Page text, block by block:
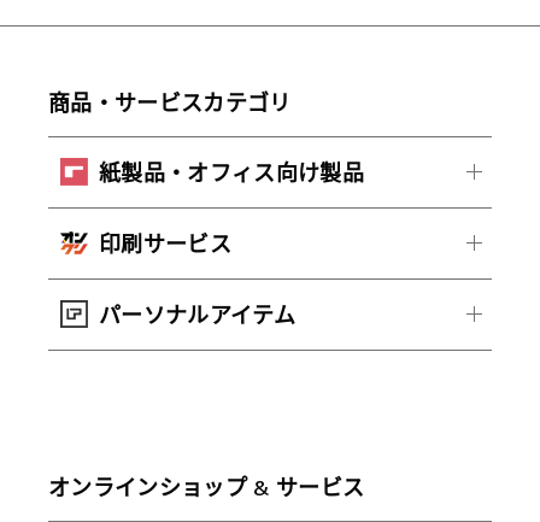
商品・サービスカテゴリ
紙製品・オフィス向け製品
印刷サービス
パーソナルアイテム
オンラインショップ & サービス